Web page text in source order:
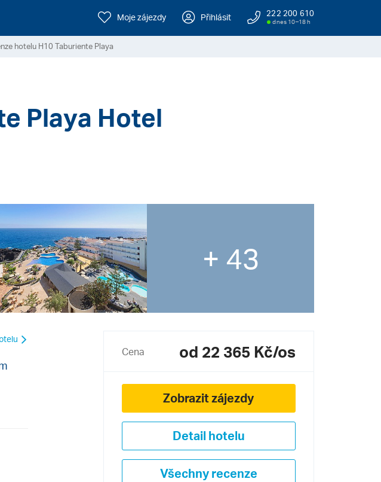
Moje zájezdy Přihlásit 222 200 610
dnes 10–18 h
hotelu H10 Taburiente Playa
Playa Hotel
+ 43
Cena od 22 365 Kč/os
Zobrazit zájezdy
Detail hotelu
Všechny recenze